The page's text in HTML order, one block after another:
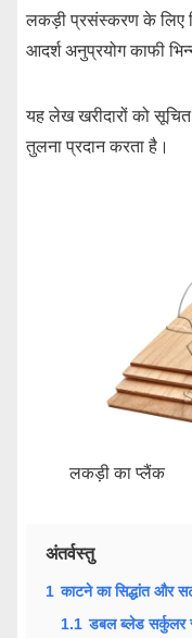
लकड़ी प्रसंस्करण के लिए
आदर्श अनुप्रयोग काफी
यह लेख खरीदारों को
तुलना प्रदान करता है।
लकड़ी का प्लैंक
अंतर्वस्तु
1 काटने का सिद्धांत और
1.1 डबल ब्लेड सर्कुलर